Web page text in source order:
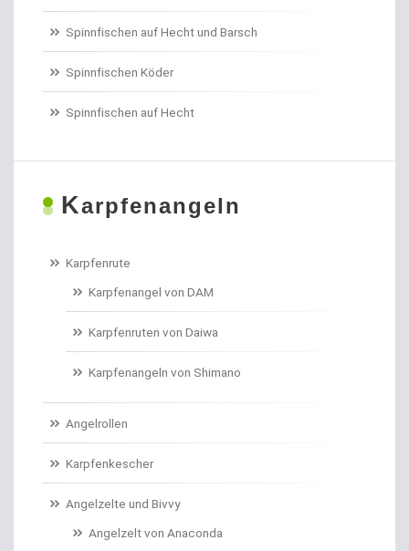
Bleisets
Blinker
Bodentaster
Boilies
Brandungs- / Weitwurfrollen
Brandungsbleie
Brothaken gebunden
Spinnfischen auf Hecht und Barsch
Spinnfischen Köder
Spinnfischen auf Hecht
Karpfenangeln
Karpfenrute
Karpfenangel von DAM
Karpfenruten von Daiwa
Karpfenangeln von Shimano
Angelrollen
Karpfenkescher
Angelzelte und Bivvy
Angelzelt von Anaconda